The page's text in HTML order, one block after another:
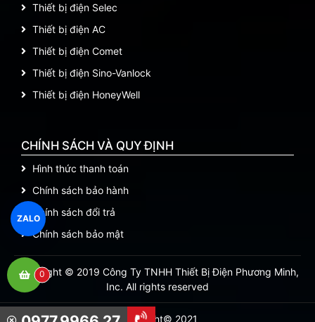
Thiết bị điện Selec
Thiết bị điện AC
Thiết bị điện Comet
Thiết bị điện Sino-Vanlock
Thiết bị điện HoneyWell
CHÍNH SÁCH VÀ QUY ĐỊNH
Hình thức thanh toán
Chính sách bảo hành
Chính sách đổi trả
Chính sách bảo mật
Copyright © 2019 Công Ty TNHH Thiết Bị Điện Phương Minh,
Inc. All rights reserved
Copyright© 2021
0
ZALO